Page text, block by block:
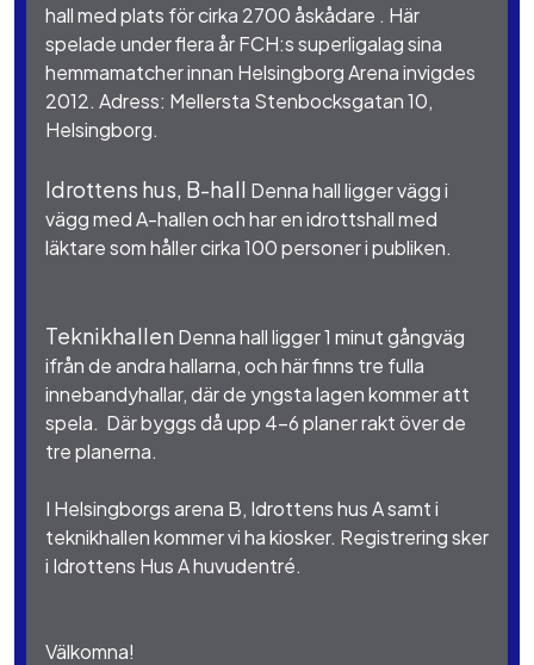
hall med plats för cirka 2700 åskådare . Här
spelade under flera år FCH:s superligalag sina
hemmamatcher innan Helsingborg Arena invigdes
2012. Adress: Mellersta Stenbocksgatan 10,
Helsingborg.
Idrottens hus, B-hall Denna hall ligger vägg i
vägg med A-hallen och har en idrottshall med
läktare som håller cirka 100 personer i publiken.
Teknikhallen Denna hall ligger 1 minut gångväg
ifrån de andra hallarna, och här finns tre fulla
innebandyhallar, där de yngsta lagen kommer att
spela. Där byggs då upp 4-6 planer rakt över de
tre planerna.
I Helsingborgs arena B, Idrottens hus A samt i
teknikhallen kommer vi ha kiosker. Registrering sker
i Idrottens Hus A huvudentré.
Välkomna!